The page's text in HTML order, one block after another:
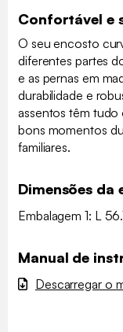
Confortável e
O seu encosto
diferentes partes
e as pernas em
durabilidade e
assentos têm tudo
bons momentos
familiares.
Dimensões da
Embalagem 1: L
Manual de
Descarregar o